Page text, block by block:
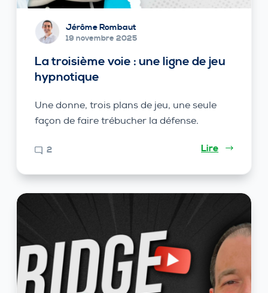
Jérôme Rombaut
19 novembre 2025
La troisième voie : une ligne de jeu
hypnotique
Une donne, trois plans de jeu, une seule
façon de faire trébucher la défense.
2 Lire